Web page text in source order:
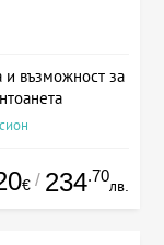
и възможност за
€ / 234.70
лв.